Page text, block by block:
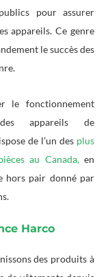
pour assurer
appareils. Ce genre
le succès des
le fonctionnement
appareils de
de l’un des plus
au Canada,en
hors pair donné par
Harco
des produits à